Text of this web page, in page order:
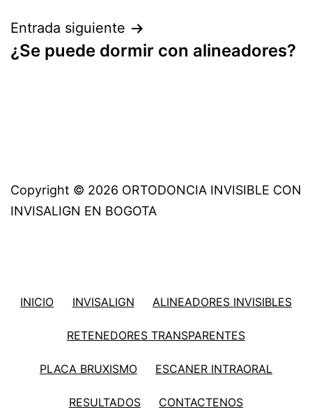
Entrada siguiente
¿Se puede dormir con alineadores?
Copyright © 2026 ORTODONCIA INVISIBLE CON
INVISALIGN EN BOGOTA
INICIO INVISALIGN ALINEADORES INVISIBLES
RETENEDORES TRANSPARENTES
PLACA BRUXISMO ESCANER INTRAORAL
RESULTADOS CONTACTENOS